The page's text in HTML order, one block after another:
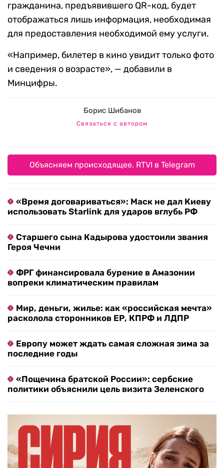
гражданина, предъявившего QR-код, будет
отображаться лишь информация, необходимая
для предоставления необходимой ему услуги.
«Например, билетер в кино увидит только фото
и сведения о возрасте», — добавили в
Минцифры.
Борис Шибанов
Связаться с автором
Объясняем происходящее. RTVI в Telegram
«Время договариваться»: Маск не дал Киеву
использовать Starlink для ударов вглубь РФ
Старшего сына Кадырова удостоили звания
Героя Чечни
ФРГ финансировала бурение в Амазонии
вопреки климатическим правилам
Мир, деньги, жилье: как «российская мечта»
расколола сторонников ЕР, КПРФ и ЛДПР
Европу может ждать самая сложная зима за
последние годы
«Пощечина братской России»: сербские
политики объяснили цель визита Зеленского